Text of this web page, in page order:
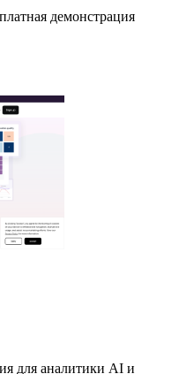
демонстрация
для аналитики AI и